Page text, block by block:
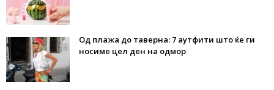
Од плажа до таверна: 7 аутфити што ќе ги
носиме цел ден на одмор